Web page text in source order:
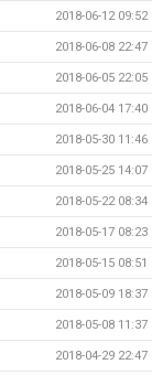
2018-06-12 09:52
2018-06-08 22:47
2018-06-05 22:05
2018-06-04 17:40
2018-05-30 11:46
2018-05-25 14:07
2018-05-22 08:34
2018-05-17 08:23
2018-05-15 08:51
2018-05-09 18:37
2018-05-08 11:37
2018-04-29 22:47